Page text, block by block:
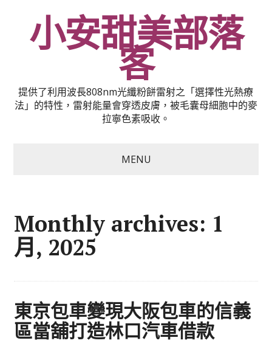
小安甜美部落
客
提供了利用波長808nm光纖粉餅雷射之「選擇性光熱療
法」的特性，雷射能量會穿透皮膚，被毛囊母細胞中的麥
拉寧色素吸收。
MENU
Monthly archives: 1
月, 2025
東京包車變現大阪包車的信義
區當舖打造林口汽車借款